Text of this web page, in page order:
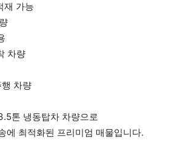
재 가능
차량
차량
톤 냉동탑차 차량으로
에 최적화된 프리미엄 매물입니다.